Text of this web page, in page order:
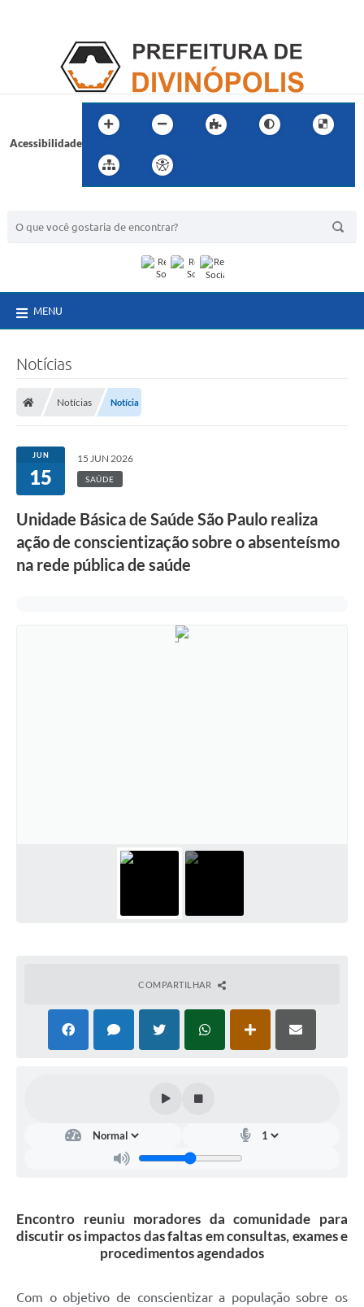
Acessibilidade
MENU
Notícias
Notícias Notícia
JUN
15
15 JUN 2026
SAÚDE
Unidade Básica de Saúde São Paulo realiza
ação de conscientização sobre o absenteísmo
na rede pública de saúde
COMPARTILHAR
Encontro reuniu moradores da comunidade para
discutir os impactos das faltas em consultas, exames e
procedimentos agendados
Com o objetivo de conscientizar a população sobre os